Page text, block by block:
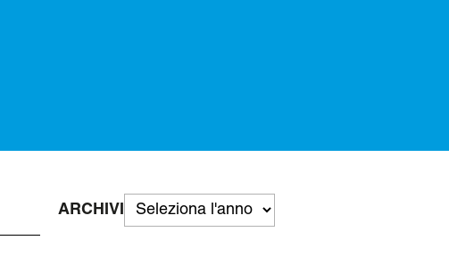
ARCHIVI